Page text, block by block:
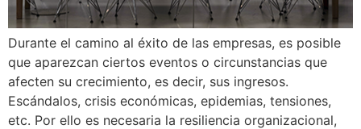
Durante el camino al éxito de las empresas, es posible
que aparezcan ciertos eventos o circunstancias que
afecten su crecimiento, es decir, sus ingresos.
Escándalos, crisis económicas, epidemias, tensiones,
etc. Por ello es necesaria la resiliencia organizacional,